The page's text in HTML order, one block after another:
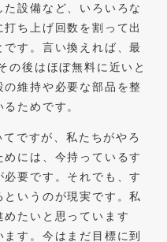
設備など、いろいろな
ち上げ回数を割って出
す。言い換えれば、最
の後はほぼ無料に近いと
維持や必要な部品を整
ためです。
ですが、私たちがやろ
には、今持っているす
要です。それでも、す
いうのが現実です。私
たいと思っています
す。今はまだ目標に到